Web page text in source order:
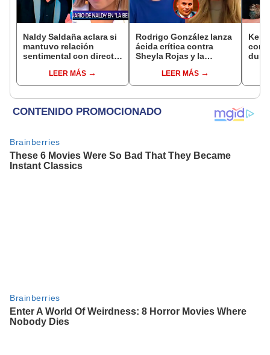
Naldy Saldaña aclara si
mantuvo relación
sentimental con director
denunciarlo por
tocamientos: “Me
LEER MÁS
Rodrigo González lanza
ácida crítica contra
Sheyla Rojas y la
relación con su hijo: "Te
has dedicado a buscar
LEER MÁS
dura